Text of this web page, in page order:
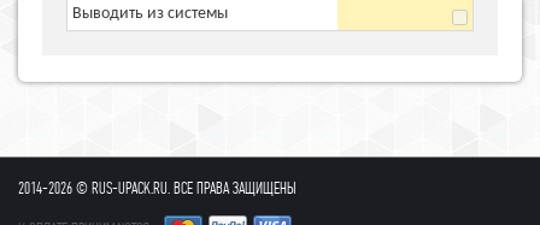
Выводить из системы
2014-2026 © RUS-UPACK.RU. ВСЕ ПРАВА ЗАЩИЩЕНЫ